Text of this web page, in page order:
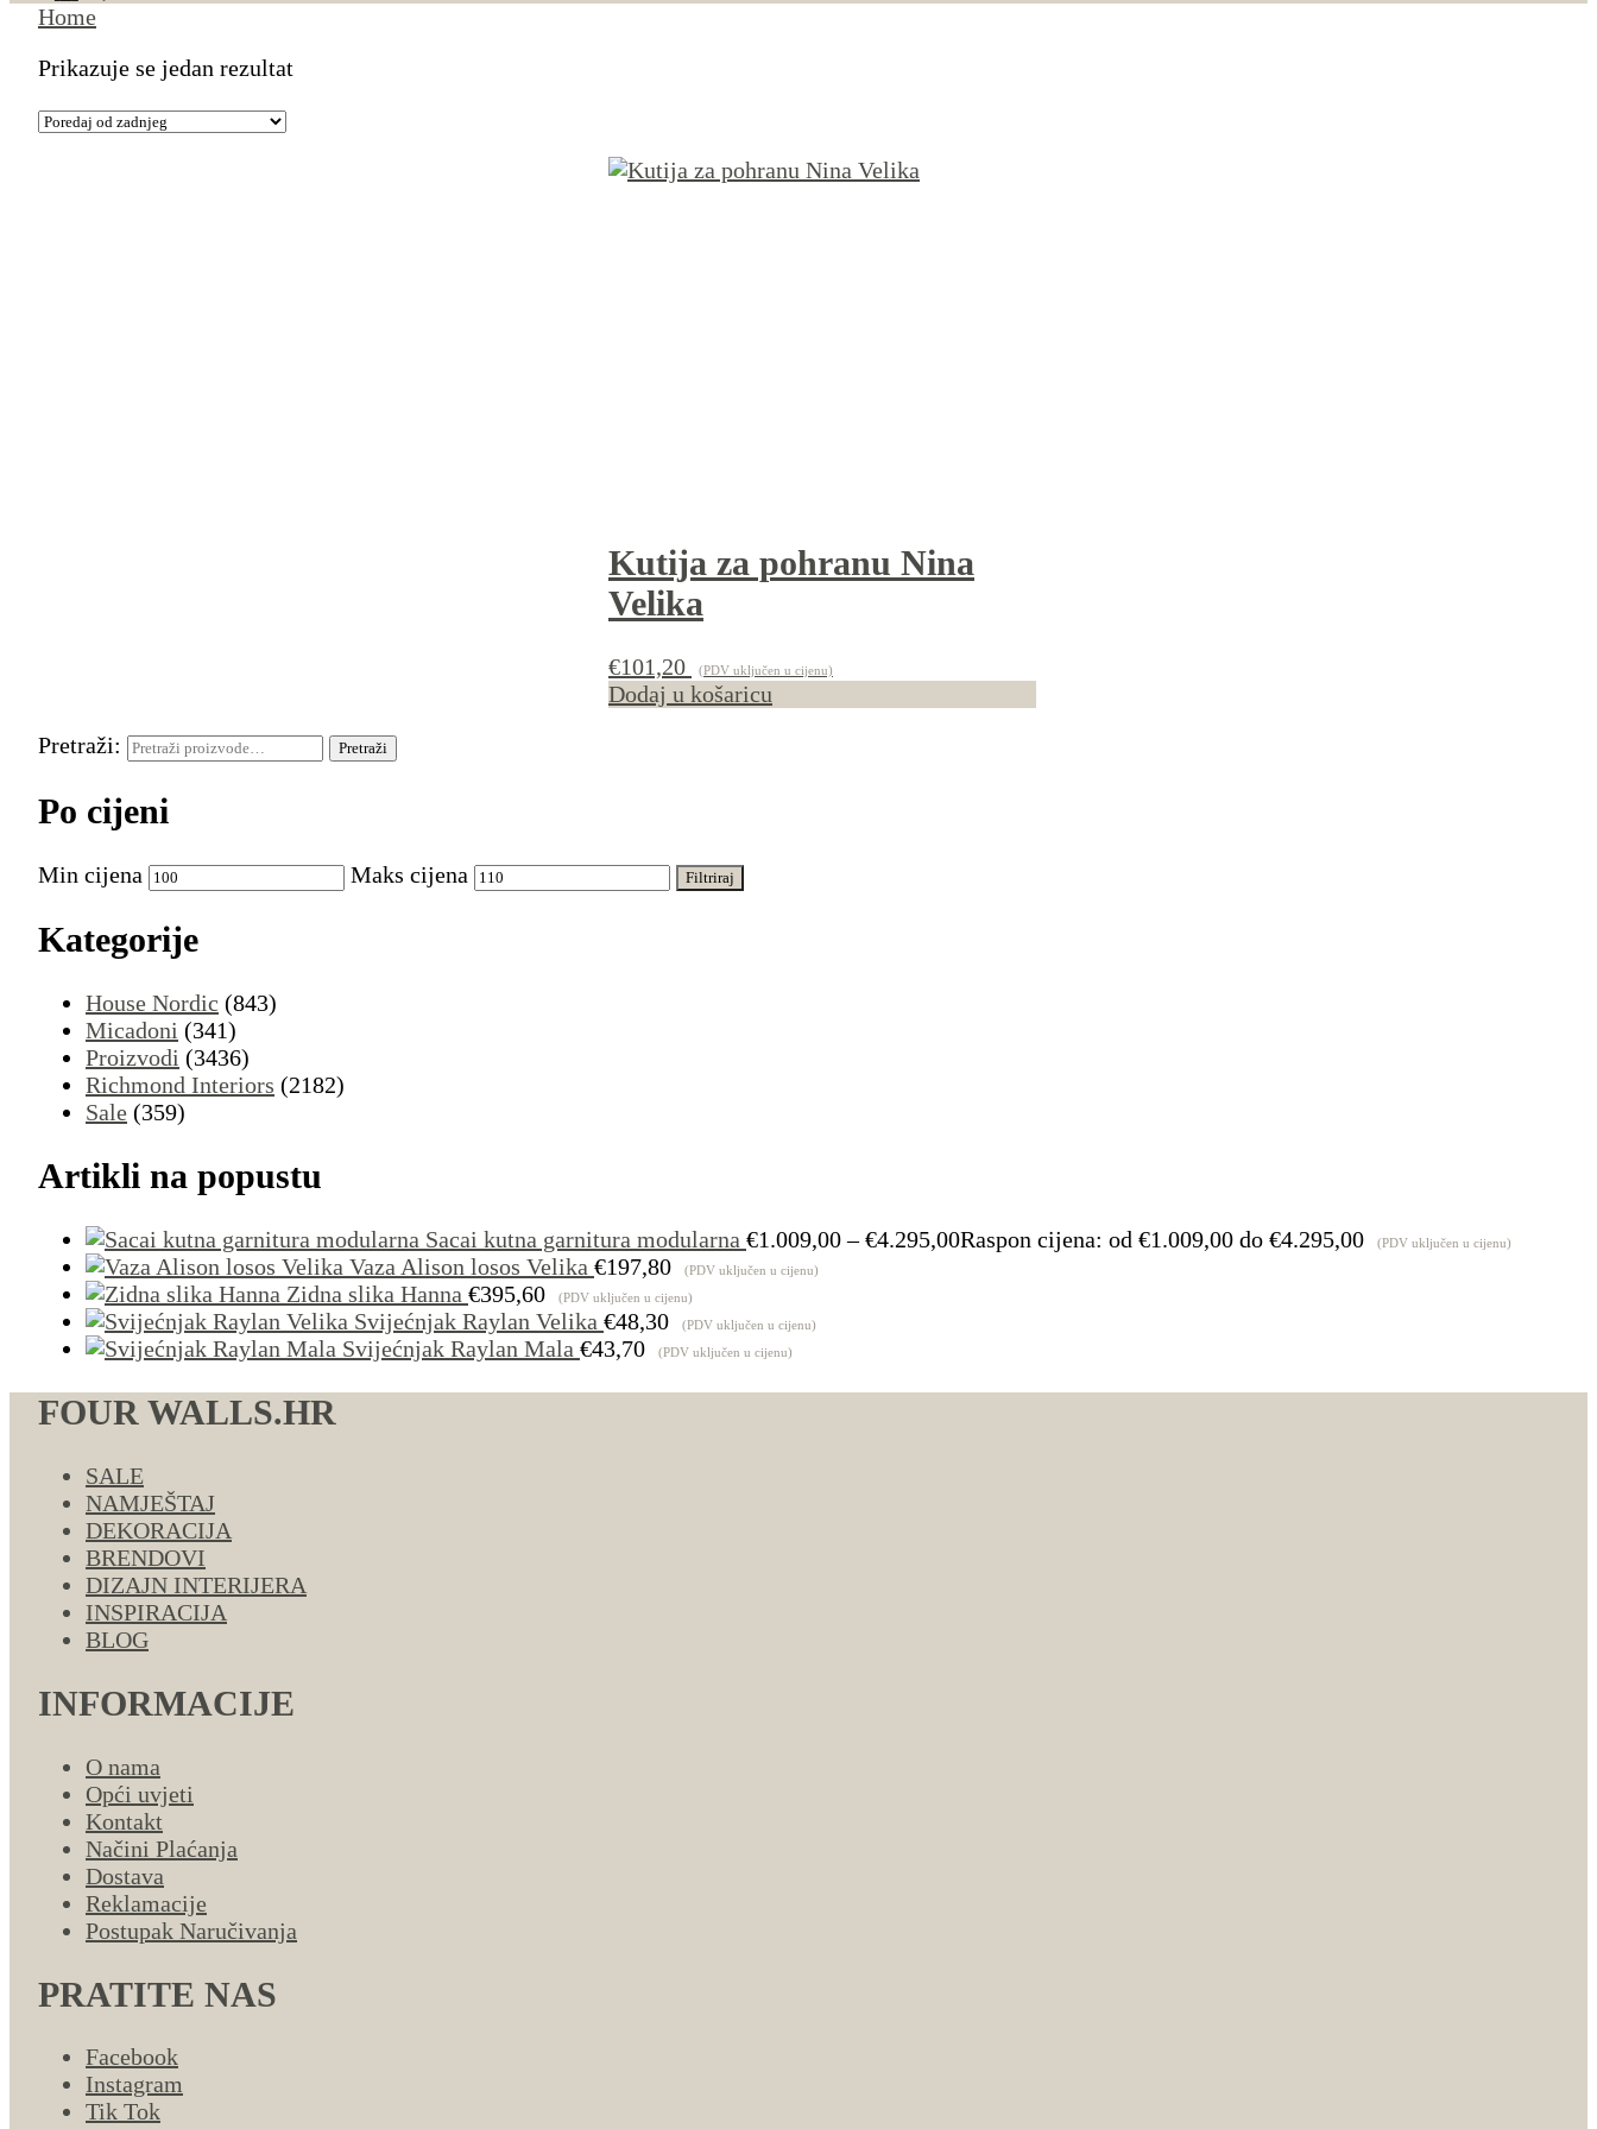
Home
Prikazuje se jedan rezultat
Kutija za pohranu Nina
Velika
€101,20 (PDV uključen u cijenu)
Dodaj u košaricu
Pretraži:
Pretraži
Po cijeni
Min cijena Maks cijena Filtriraj
Kategorije
House Nordic (843)
Micadoni (341)
Proizvodi (3436)
Richmond Interiors (2182)
Sale (359)
Artikli na popustu
Sacai kutna garnitura modularna €1.009,00 – €4.295,00Raspon cijena: od €1.009,00 do €4.295,00 (PDV uključen u cijenu)
Vaza Alison losos Velika €197,80 (PDV uključen u cijenu)
Zidna slika Hanna €395,60 (PDV uključen u cijenu)
Svijećnjak Raylan Velika €48,30 (PDV uključen u cijenu)
Svijećnjak Raylan Mala €43,70 (PDV uključen u cijenu)
FOUR WALLS.HR
SALE
NAMJEŠTAJ
DEKORACIJA
BRENDOVI
DIZAJN INTERIJERA
INSPIRACIJA
BLOG
INFORMACIJE
O nama
Opći uvjeti
Kontakt
Načini Plaćanja
Dostava
Reklamacije
Postupak Naručivanja
PRATITE NAS
Facebook
Instagram
Tik Tok